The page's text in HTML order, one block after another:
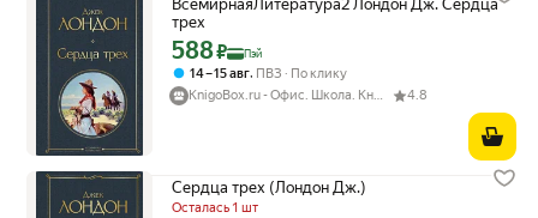
ВсемирнаяЛитература2 Лондон Дж. Сердца
трех
Цена с картой Яндекс Пэй 588 ₽ вместо
588₽ Пэй
14 – 15 авг, ПВЗ
По клику
KnigoBox.ru - Офис. Школа. Книги. Дом
4.8
Сердца трех (Лондон Дж.)
Осталась 1 шт